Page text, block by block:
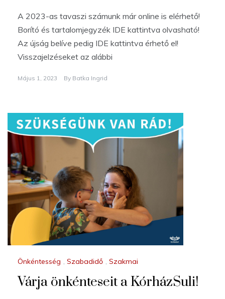
A 2023-as tavaszi számunk már online is elérhető!
Borító és tartalomjegyzék IDE kattintva olvasható!
Az újság belíve pedig IDE kattintva érhető el!
Visszajelzéseket az alábbi
Május 1, 2023 By Batka Ingrid
Önkéntesség , Szabadidő , Szakmai
Várja önkénteseit a KórházSuli!